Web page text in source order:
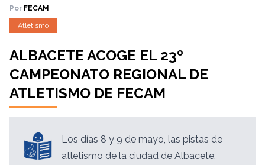
Por FECAM
Atletismo
ALBACETE ACOGE EL 23º
CAMPEONATO REGIONAL DE
ATLETISMO DE FECAM
Los días 8 y 9 de mayo, las pistas de
atletismo de la ciudad de Albacete,